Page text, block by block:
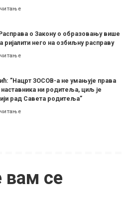
о Закону о образовању више
ријалити него на озбиљну расправу
”Нацрт ЗОСОВ-а не умањује права
наставника ни родитеља, циљ је
рад Савета родитеља”
се